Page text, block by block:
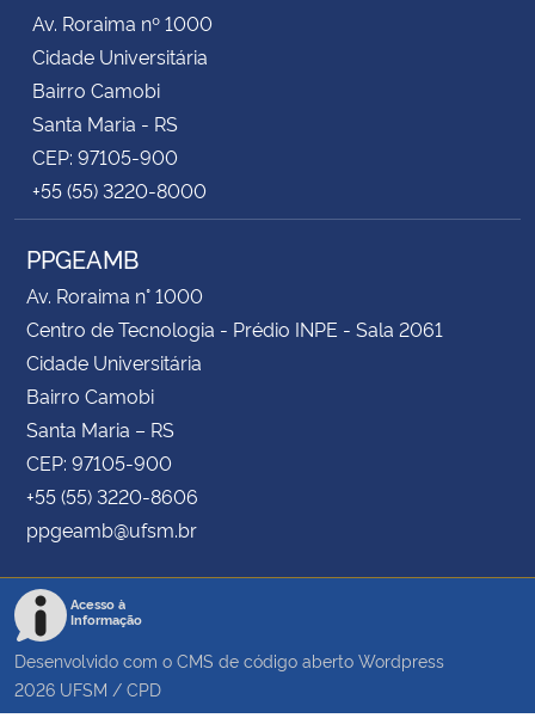
Av. Roraima nº 1000
Cidade Universitária
Bairro Camobi
Santa Maria - RS
CEP: 97105-900
+55 (55) 3220-8000
PPGEAMB
Av. Roraima n° 1000
Centro de Tecnologia - Prédio INPE - Sala 2061
Cidade Universitária
Bairro Camobi
Santa Maria – RS
CEP: 97105-900
+55 (55) 3220-8606
ppgeamb@ufsm.br
Acesso à
Informação
Desenvolvido com o CMS de código aberto Wordpress
2026 UFSM / CPD